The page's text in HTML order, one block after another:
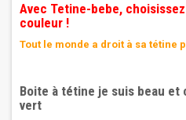
Avec Tetine-bebe,
couleur !
Tout le monde a droit à sa tétine
Boite à tétine je suis beau et
vert